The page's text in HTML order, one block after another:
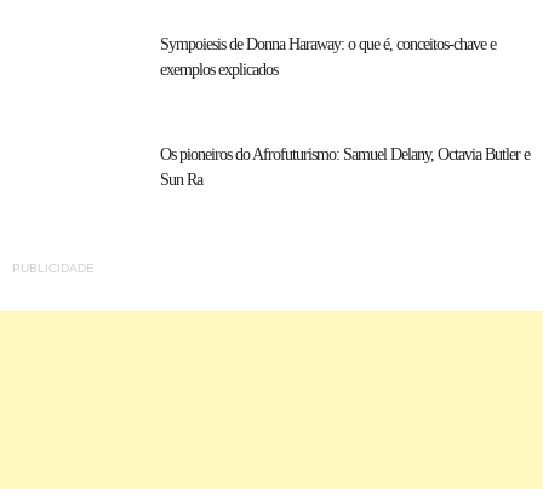
Sympoiesis de Donna Haraway: o que é, conceitos-chave e
exemplos explicados
Os pioneiros do Afrofuturismo: Samuel Delany, Octavia Butler e
Sun Ra
PUBLICIDADE